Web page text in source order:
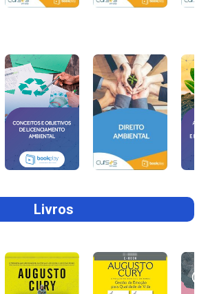
Livros